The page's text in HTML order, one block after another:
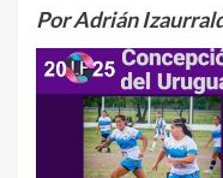
Por Adrián